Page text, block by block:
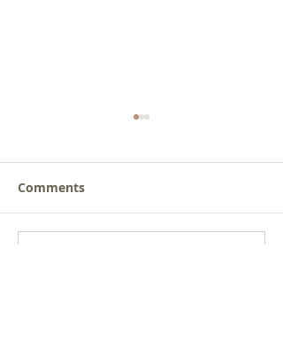
Comments